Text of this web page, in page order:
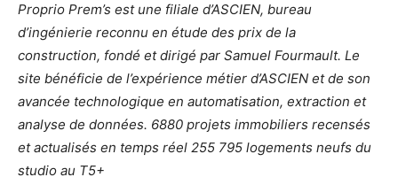
Proprio Prem’s est une filiale d’ASCIEN, bureau
d’ingénierie reconnu en étude des prix de la
construction, fondé et dirigé par Samuel Fourmault. Le
site bénéficie de l’expérience métier d’ASCIEN et de son
avancée technologique en automatisation, extraction et
analyse de données. 6880 projets immobiliers recensés
et actualisés en temps réel 255 795 logements neufs du
studio au T5+